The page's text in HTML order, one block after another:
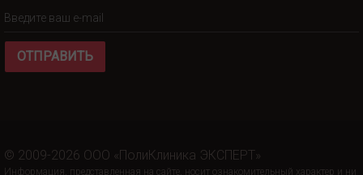
ОТПРАВИТЬ
© 2009-2026 ООО «ПолиКлиника ЭКСПЕРТ»
Информация, представленная на сайте, носит ознакомительный характер и ни